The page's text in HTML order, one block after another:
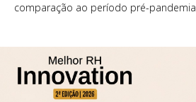
comparação ao período pré-pandemia